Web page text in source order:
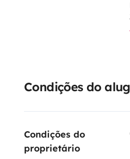
Condições do
Condições do
proprietário